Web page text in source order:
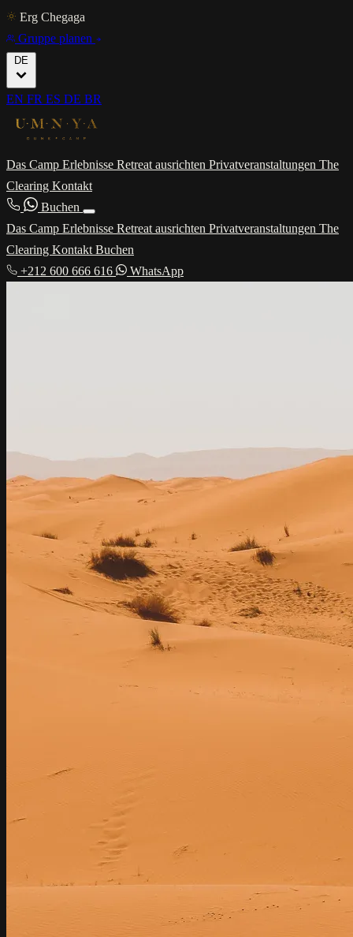
Erg Chegaga
Gruppe planen
DE
EN FR ES DE BR
Das Camp Erlebnisse Retreat ausrichten Privatveranstaltungen The
Clearing Kontakt
Buchen
Das Camp Erlebnisse Retreat ausrichten Privatveranstaltungen The
Clearing Kontakt Buchen
+212 600 666 616
WhatsApp